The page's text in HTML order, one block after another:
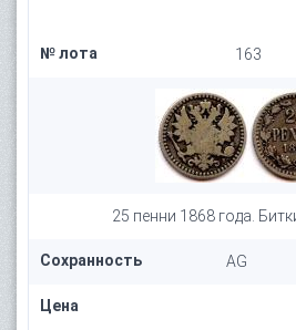
№ лота 163
25 пенни 1868 года.
Сохранность AG
Цена